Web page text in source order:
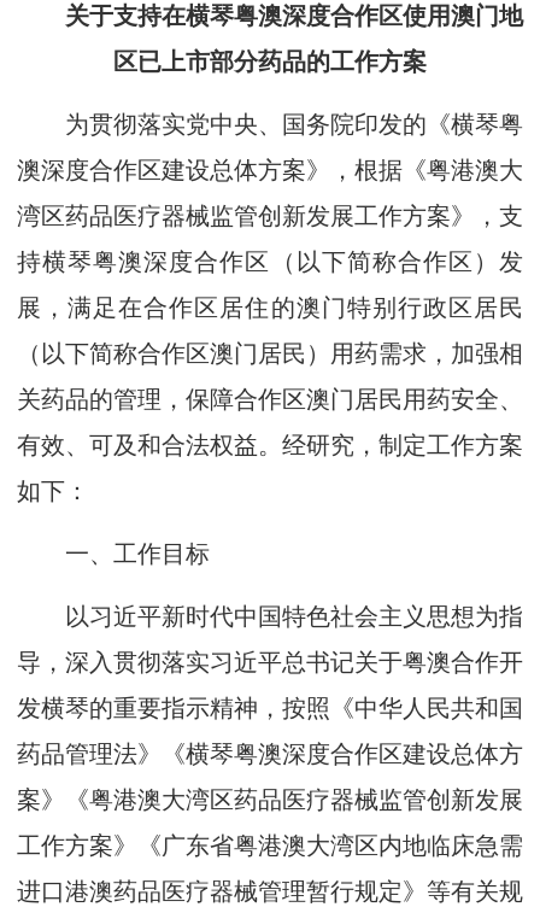
关于支持在横琴粤澳深度合作区使用澳门地
区已上市部分药品的工作方案
为贯彻落实党中央、国务院印发的《横琴粤
澳深度合作区建设总体方案》，根据《粤港澳大
湾区药品医疗器械监管创新发展工作方案》，支
持横琴粤澳深度合作区（以下简称合作区）发
展，满足在合作区居住的澳门特别行政区居民
（以下简称合作区澳门居民）用药需求，加强相
关药品的管理，保障合作区澳门居民用药安全、
有效、可及和合法权益。经研究，制定工作方案
如下：
一、工作目标
以习近平新时代中国特色社会主义思想为指
导，深入贯彻落实习近平总书记关于粤澳合作开
发横琴的重要指示精神，按照《中华人民共和国
药品管理法》《横琴粤澳深度合作区建设总体方
案》《粤港澳大湾区药品医疗器械监管创新发展
工作方案》《广东省粤港澳大湾区内地临床急需
进口港澳药品医疗器械管理暂行规定》等有关规